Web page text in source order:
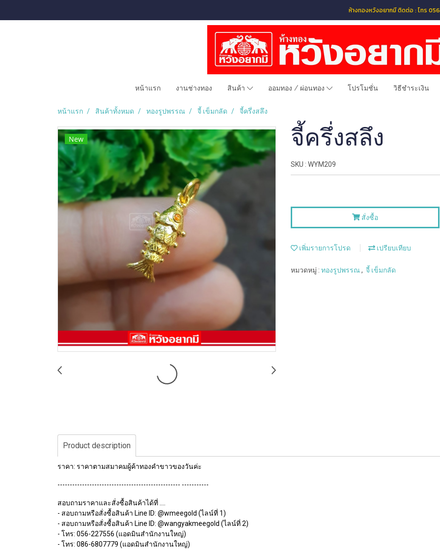
ห้างทองหวังอยากมี ติดต่อ : โทร
หน้าแรก งานช่างทอง สินค้า ออมทอง / ผ่อนทอง โปรโมชั่น วิธีชำระเงิน
หน้าแรก สินค้าทั้งหมด ทองรูปพรรณ จี้ เข็มกลัด จี้ครึ่งสลึง
New จี้ครึ่งสลึง
SKU : WYM209
สั่งซื้อ
เพิ่มรายการโปรด เปรียบเทียบ
หมวดหมู่ : ทองรูปพรรณ, จี้ เข็มกลัด
Product description
ราคา: ราคาตามสมาคมผู้ค้าทองคำขาวของวันค่ะ
-------------------------------------------------- -----------
สอบถามราคาและสั่งซื้อสินค้าได้ที่ ....
- สอบถามหรือสั่งซื้อสินค้า Line ID: @wmeegold (ไลน์ที่ 1)
- สอบถามหรือสั่งซื้อสินค้า Line ID: @wangyakmeegold (ไลน์ที่ 2)
- โทร: 056-227556 (แอดมินสำนักงานใหญ่)
- โทร: 086-6807779 (แอดมินสำนักงานใหญ่)